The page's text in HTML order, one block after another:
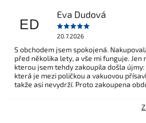
ED
Eva Dudová
20.7.2026
S obchodem jsem spokojená.
před několika lety, a vše mi funguje. Jen
kterou jsem tehdy zakoupila došla
která je mezi poličkou a vakuovou
takže asi nevydrží. Proto zakoupena